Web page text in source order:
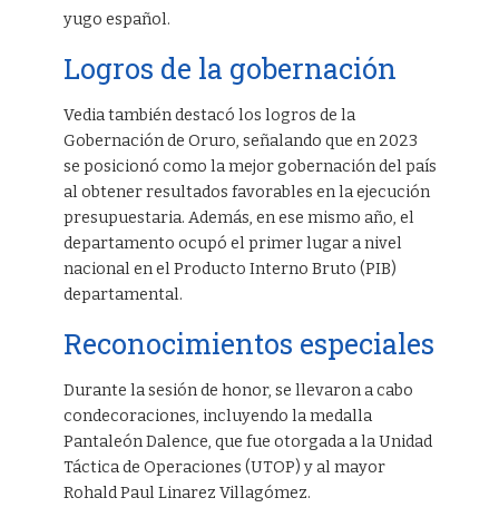
yugo español.
Logros de la gobernación
Vedia también destacó los logros de la
Gobernación de Oruro, señalando que en 2023
se posicionó como la mejor gobernación del país
al obtener resultados favorables en la ejecución
presupuestaria. Además, en ese mismo año, el
departamento ocupó el primer lugar a nivel
nacional en el Producto Interno Bruto (PIB)
departamental.
Reconocimientos especiales
Durante la sesión de honor, se llevaron a cabo
condecoraciones, incluyendo la medalla
Pantaleón Dalence, que fue otorgada a la Unidad
Táctica de Operaciones (UTOP) y al mayor
Rohald Paul Linarez Villagómez.